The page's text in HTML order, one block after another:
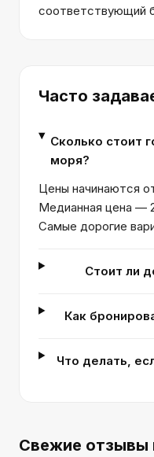
соответствующий
Часто
Сколько стоит
моря?
Цены начинаются
Медианная цена —
Самые дорогие
Стоит ли
Как
Что делать,
Свежие отзывы